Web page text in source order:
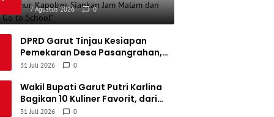
Padang FC
Biak 34 4 6 24
Bawah Umur, Kapolres
Siapkan Jam Malam dan
7 Agustus 2026 0
DPRD Garut Tinjau Kesiapan
Pemekaran Desa Pasangrahan,
Ayi Suryana: Jangan Sekadar
31 Juli 2026 0
Wakil Bupati Garut Putri Karlina
Bagikan 10 Kuliner Favorit, dari
Yamin Manis hingga Mie Cirambay
31 Juli 2026 0